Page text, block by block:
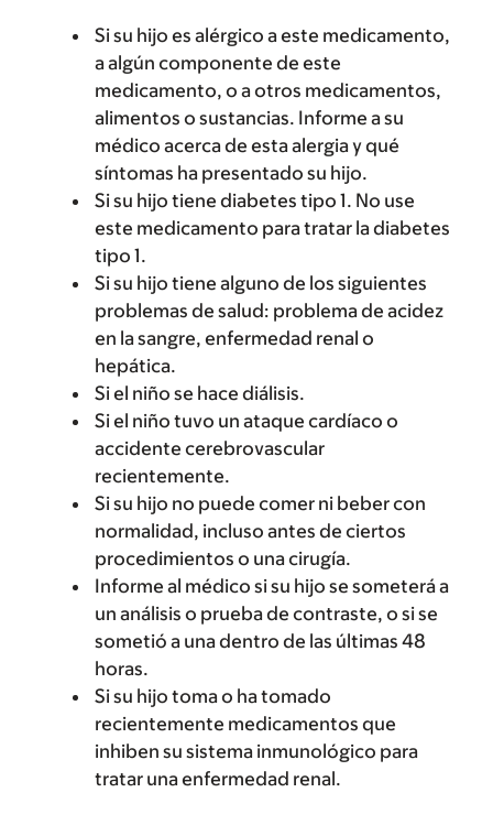
Si su hijo es alérgico a este medicamento,
a algún componente de este
medicamento, o a otros medicamentos,
alimentos o sustancias. Informe a su
médico acerca de esta alergia y qué
síntomas ha presentado su hijo.
Si su hijo tiene diabetes tipo 1. No use
este medicamento para tratar la diabetes
tipo 1.
Si su hijo tiene alguno de los siguientes
problemas de salud: problema de acidez
en la sangre, enfermedad renal o
hepática.
Si el niño se hace diálisis.
Si el niño tuvo un ataque cardíaco o
accidente cerebrovascular
recientemente.
Si su hijo no puede comer ni beber con
normalidad, incluso antes de ciertos
procedimientos o una cirugía.
Informe al médico si su hijo se someterá a
un análisis o prueba de contraste, o si se
sometió a una dentro de las últimas 48
horas.
Si su hijo toma o ha tomado
recientemente medicamentos que
inhiben su sistema inmunológico para
tratar una enfermedad renal.